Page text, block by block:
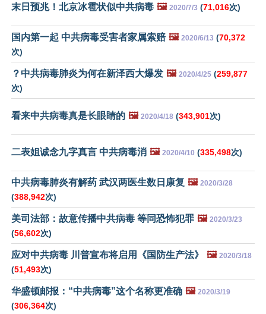
末日预兆！北京冰雹状似中共病毒 🖼️ 2020/7/3 (71,016次)
国内第一起 中共病毒受害者家属索赔 🖼️ 2020/6/13 (70,372
次)
？中共病毒肺炎为何在新泽西大爆发 🖼️ 2020/4/25 (259,877
次)
看来中共病毒真是长眼睛的 🖼️ 2020/4/18 (343,901次)
二表姐诚念九字真言 中共病毒消 🖼️ 2020/4/10 (335,498次)
中共病毒肺炎有解药 武汉两医生数日康复 🖼️ 2020/3/28
(388,942次)
美司法部：故意传播中共病毒 等同恐怖犯罪 🖼️ 2020/3/23
(56,602次)
应对中共病毒 川普宣布将启用《国防生产法》 🖼️ 2020/3/18
(51,493次)
华盛顿邮报：“中共病毒”这个名称更准确 🖼️ 2020/3/19
(306,364次)